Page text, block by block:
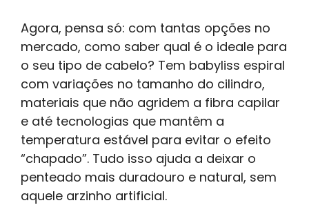
Agora, pensa só: com tantas opções no
mercado, como saber qual é o ideale para
o seu tipo de cabelo? Tem babyliss espiral
com variações no tamanho do cilindro,
materiais que não agridem a fibra capilar
e até tecnologias que mantêm a
temperatura estável para evitar o efeito
“chapado”. Tudo isso ajuda a deixar o
penteado mais duradouro e natural, sem
aquele arzinho artificial.